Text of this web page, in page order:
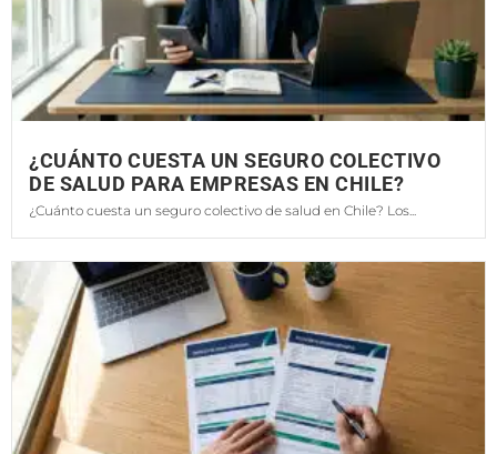
¿CUÁNTO CUESTA UN SEGURO COLECTIVO
DE SALUD PARA EMPRESAS EN CHILE?
¿Cuánto cuesta un seguro colectivo de salud en Chile? Los...